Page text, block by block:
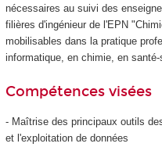
nécessaires au suivi des
filières d'ingénieur de l'EPN
mobilisables dans la pratique
informatique, en chimie, en
Compétences visées
- Maîtrise des principaux outils
et l'exploitation de données